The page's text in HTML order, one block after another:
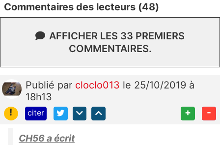
Commentaires des lecteurs (48)
AFFICHER LES 33 PREMIERS
COMMENTAIRES.
Publié par cloclo013 le 25/10/2019 à
18h13
!
citer + -
CH56 a écrit